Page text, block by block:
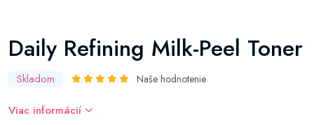
Daily Refining Milk-Peel Toner
Skladom Naše hodnotenie
Viac informácií